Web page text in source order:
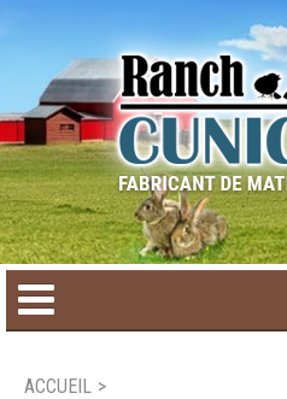
ACCUEIL >